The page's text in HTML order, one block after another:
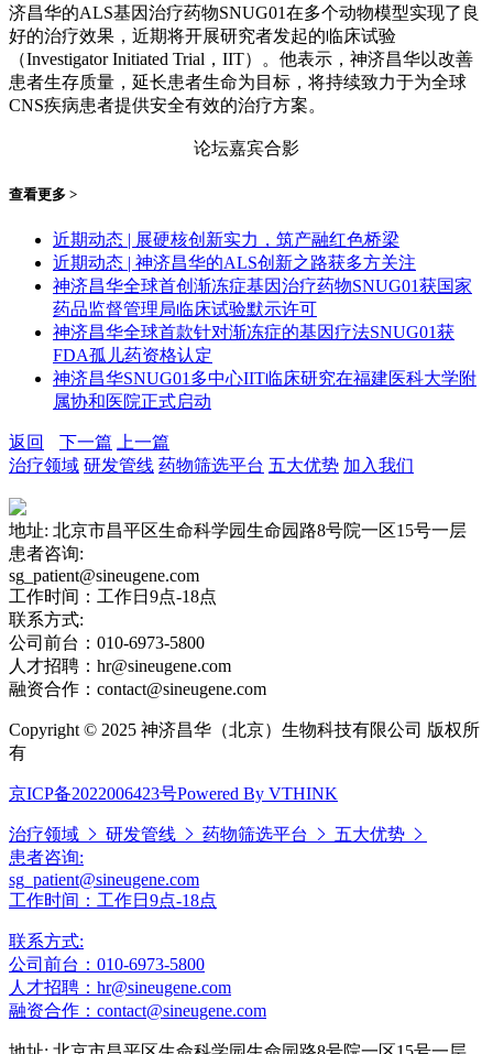
济昌华的ALS基因治疗药物SNUG01在多个动物模型实现了良
好的治疗效果，近期将开展研究者发起的临床试验
（Investigator Initiated Trial，IIT）。他表示，神济昌华以改善
患者生存质量，延长患者生命为目标，将持续致力于为全球
CNS疾病患者提供安全有效的治疗方案。
论坛嘉宾合影
查看更多 >
近期动态 | 展硬核创新实力，筑产融红色桥梁
近期动态 | 神济昌华的ALS创新之路获多方关注
神济昌华全球首创渐冻症基因治疗药物SNUG01获国家
药品监督管理局临床试验默示许可
神济昌华全球首款针对渐冻症的基因疗法SNUG01获
FDA孤儿药资格认定
神济昌华SNUG01多中心IIT临床研究在福建医科大学附
属协和医院正式启动
返回 下一篇
上一篇
治疗领域 研发管线 药物筛选平台 五大优势 加入我们
地址: 北京市昌平区生命科学园生命园路8号院一区15号一层
患者咨询:
sg_patient@sineugene.com
工作时间：工作日9点-18点
联系方式:
公司前台：010-6973-5800
人才招聘：hr@sineugene.com
融资合作：contact@sineugene.com
Copyright © 2025 神济昌华（北京）生物科技有限公司 版权所
有
京ICP备2022006423号Powered By VTHINK
治疗领域 研发管线 药物筛选平台
五大优势
患者咨询:
sg_patient@sineugene.com
工作时间：工作日9点-18点
联系方式:
公司前台：010-6973-5800
人才招聘：hr@sineugene.com
融资合作：contact@sineugene.com